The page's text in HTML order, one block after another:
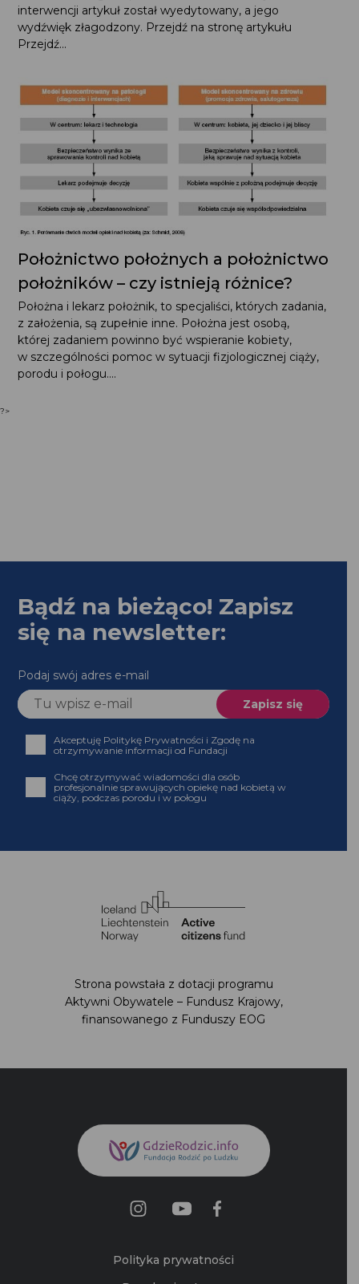
na portalu www.natemat.pl wywiad z położną
z warszawskiego Szpitala na Solcu Po naszej interwencji
artykuł został wyedytowany, a jego wydźwięk
Położnictwo położnych a położnictwo
położników – czy istnieją różnice?
Położna i lekarz położnik, to specjaliści, których zadania,
z założenia, są zupełnie inne. Położna jest osobą,
której zadaniem powinno być wspieranie kobiety,
w szczególności pomoc w sytuacji fizjologicznej ciąży,
Bądź na bieżąco! Zapisz
Podaj swój adres e-mail
otrzymywanie informacji od Fundacji
Chcę otrzymywać wiadomości dla osób profesjonalnie
Strona powstała z dotacji programu Aktywni